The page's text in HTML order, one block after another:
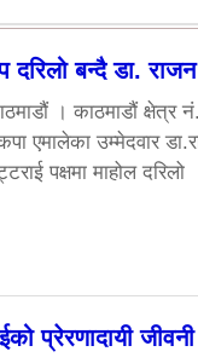
दरिलो बन्दै डा.
। काठमाडौं क्षेत्र
एमालेका उम्मेदवार
पक्षमा माहोल दरिलो
प्रेरणादायी जीवनी